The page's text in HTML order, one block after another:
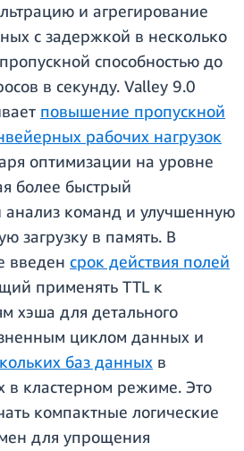
и агрегирование
с задержкой в несколько
способностью до
в секунду. Valley 9.0
повышение пропускной
рабочих нагрузок
оптимизации на уровне
более быстрый
анализ команд и улучшенную
загрузку в память. В
введен срок действия полей
применять TTL к
хэша для детального
циклом данных и
баз данных в
в кластерном режиме. Это
компактные логические
для упрощения